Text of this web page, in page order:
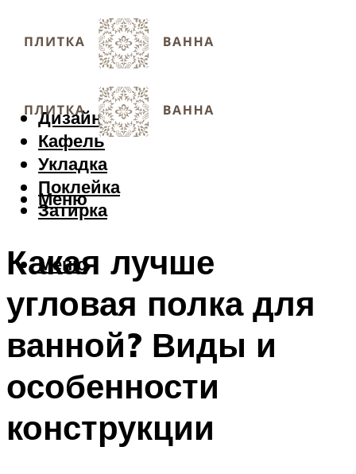
Дизайн
Кафель
Укладка
Поклейка
Затирка
Меню
Меню
Какая лучше
угловая полка для
ванной? Виды и
особенности
конструкции